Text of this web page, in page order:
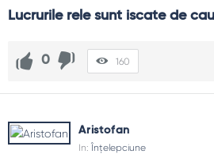
Lucrurile rele sunt iscate de
0 160
Aristofan
In: Înțelepciune